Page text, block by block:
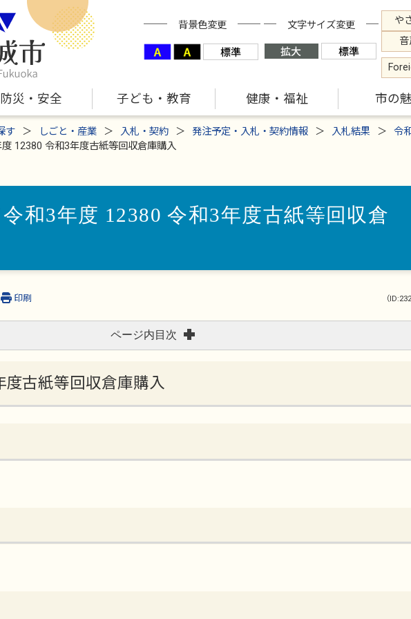
背景色変更 文字サイズ変更
や
防災・安全 子ども・教育 健康・福祉 市の
す しごと・産業 入札・契約 発注予定・入札・契約情報 入札結果
令
12380 令和3年度古紙等回収倉庫購入
和3年度 12380 令和3年度古紙等回収倉
（
印刷
ページ内目次
古紙等回収倉庫購入